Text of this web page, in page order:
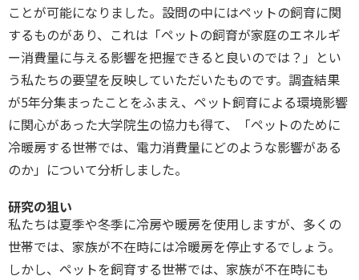
ことが可能になりました。設問の中にはペットの飼育に関
するものがあり、これは「ペットの飼育が家庭のエネルギ
ー消費量に与える影響を把握できると良いのでは？」とい
う私たちの要望を反映していただいたものです。調査結果
が5年分集まったことをふまえ、ペット飼育による環境影響
に関心があった大学院生の協力も得て、「ペットのために
冷暖房する世帯では、電力消費量にどのような影響がある
のか」について分析しました。
研究の狙い
私たちは夏季や冬季に冷房や暖房を使用しますが、多くの
世帯では、家族が不在時には冷暖房を停止するでしょう。
しかし、ペットを飼育する世帯では、家族が不在時にも